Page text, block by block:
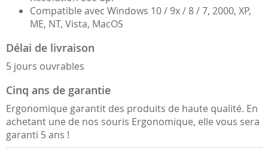
Compatible avec Windows 10 / 9x / 8 / 7, 2000, XP,
ME, NT, Vista, MacOS
Délai de livraison
5 jours ouvrables
Cinq ans de garantie
Ergonomique garantit des produits de haute qualité. En
achetant une de nos souris Ergonomique, elle vous sera
garanti 5 ans !